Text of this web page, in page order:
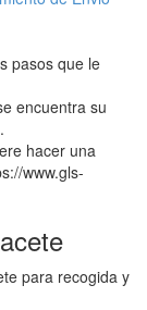
pasos que le
encuentra su
hacer una
www.gls-
para recogida y